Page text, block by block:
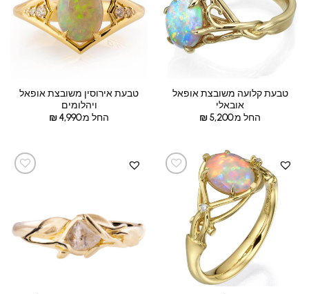
טבעת קלועה משובצת אופאל
אובאלי
החל מ:
₪5,200
טבעת אירוסין משובצת אופאל
ויהלומים
החל מ:
₪4,990